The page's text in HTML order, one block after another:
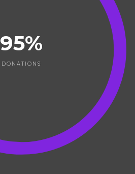
95%
DONATIONS